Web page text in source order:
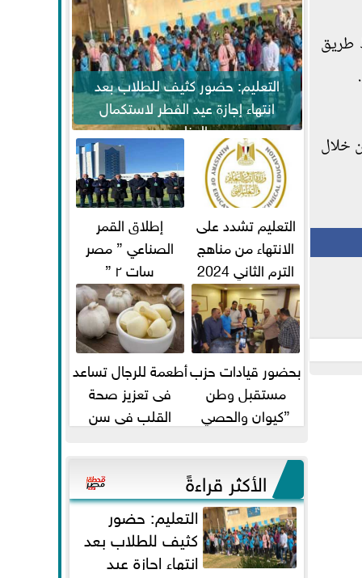
طريق
خلال
التعليم: حضور كثيف للطلاب بعد
انتهاء إجازة عيد الفطر لاستكمال
المناهج
التعليم تشدد على
الانتهاء من مناهج
الترم الثاني 2024
قبل الامتحانات
إطلاق القمر
الصناعي ” مصر
سات ٢ ”
بحضور قيادات حزب
مستقبل وطن
”كيوان والحصي
وعيسي” أمانه كفر...
أطعمة للرجال تساعد
فى تعزيز صحة
القلب فى سن
الأكثر قراءةً
التعليم: حضور
كثيف للطلاب بعد
انتهاء إجازة عيد